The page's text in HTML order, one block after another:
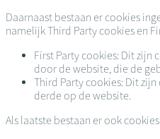
Daarnaast bestaan er cookies
namelijk Third Party cookies en
First Party cookies: Dit zijn
door de website, die de
Third Party cookies: Dit
derde op de website.
Als laatste bestaan er ook